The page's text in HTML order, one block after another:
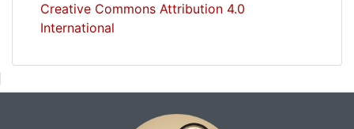
Creative Commons Attribution 4.0
International